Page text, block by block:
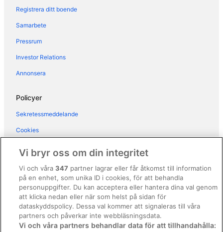
Registrera ditt boende
Samarbete
Pressrum
Investor Relations
Annonsera
Policyer
Sekretessmeddelande
Cookies
Regler och villkor för Vrbo
Tillgänglighetsanpassning
Juridisk information/Kontakta oss
Riktlinjer för innehåll och anmäla innehåll
Vi bryr oss om din integritet
Vi och våra347 partner lagrar eller får åtkomst till information
på en enhet, som unika ID i cookies, för att behandla
personuppgifter. Du kan acceptera eller hantera dina val genom
att klicka nedan eller när som helst på sidan för
dataskyddspolicy. Dessa val kommer att signaleras till våra
partners och påverkar inte webbläsningsdata.
Vi och våra partners behandlar data för att tillhandahålla: